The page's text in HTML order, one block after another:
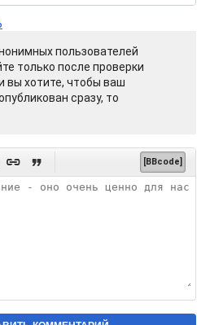
пользователей
только после проверки
вы хотите, чтобы ваш
сразу, то
  [BBcode]